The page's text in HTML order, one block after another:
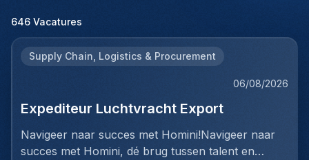
646 Vacatures
Supply Chain, Logistics & Procurement
06/08/2026
Expediteur Luchtvracht Export
Navigeer naar succes met Homini!Navigeer naar
succes met Homini, dé brug tussen talent en